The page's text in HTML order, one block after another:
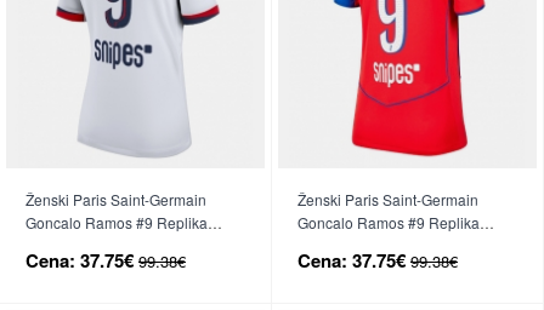
Ženski Paris Saint-Germain
Goncalo Ramos #9 Replika
26 Kratek Rokav
Cena: 37.75€ 99.38€
Ženski Paris Saint-Germain
Goncalo Ramos #9 Replika
Kratek Rokav
Cena: 37.75€ 99.38€